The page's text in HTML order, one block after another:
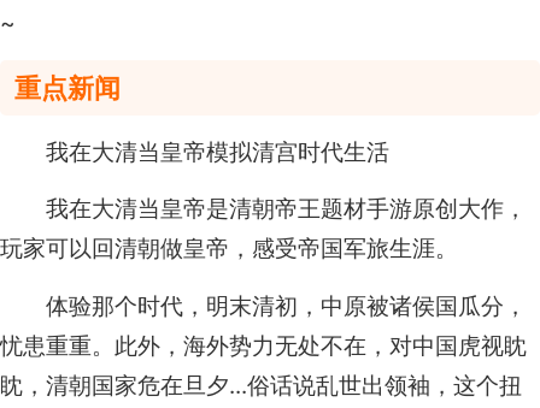
~
重点新闻
我在大清当皇帝模拟清宫时代生活
我在大清当皇帝是清朝帝王题材手游原创大作，
玩家可以回清朝做皇帝，感受帝国军旅生涯。
体验那个时代，明末清初，中原被诸侯国瓜分，
忧患重重。此外，海外势力无处不在，对中国虎视眈
眈，清朝国家危在旦夕...俗话说乱世出领袖，这个扭